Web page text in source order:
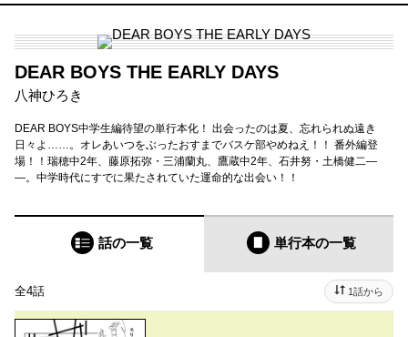
DEAR BOYS THE EARLY DAYS
八神ひろき
DEAR BOYS中学生編待望の単行本化！ 出会ったのは夏、忘れられぬ遠き
日々よ……。オレあいつをぶったおすまでバスケ部やめねえ！！ 番外編登
場！！瑞穂中2年、藤原拓弥・三浦蘭丸、鷹蔵中2年、石井努・土橋健二―
―。中学時代にすでに果たされていた運命的な出会い！！
話の一覧 単行本の一覧
全4話 1話から